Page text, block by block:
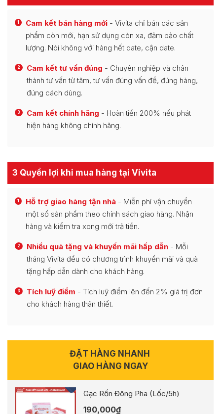
1 Cam kết bán hàng mới - Vivita chỉ bán các sản
phẩm còn mới, hạn sử dụng còn xa, đảm bảo chất
lượng. Nói không với hàng hết date, cận date.
2 Cam kết tư vấn đúng - Chuyên nghiệp và chân
thành tư vấn từ tâm, tư vấn đúng vấn đề, đúng hàng,
đúng cách dùng.
3 Cam kết chính hãng - Hoàn tiền 200% nếu phát
hiện hàng không chính hãng.
3 Quyền lợi khi mua hàng tại Vivita
1 Hỗ trợ giao hàng tận nhà - Miễn phí vận chuyển
một số sản phẩm theo chính sách giao hàng. Nhận
hàng và kiểm tra xong mới trả tiền.
2 Nhiều quà tặng và khuyến mãi hấp dẫn - Mỗi
tháng Vivita đều có chương trình khuyến mãi và quà
tặng hấp dẫn dành cho khách hàng.
3 Tích luỹ điểm - Tích luỹ điểm lên đến 2% giá trị đơn
cho khách hàng thân thiết.
ĐẶT HÀNG NHANH
GIAO HÀNG NGAY
Gạc Rốn Đông Pha (Lốc/5h)
190,000₫